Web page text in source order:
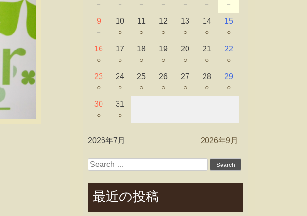
－ － － － － － －
9
－
10
○
11
○
12
○
13
○
14
○
15
○
16
○
17
○
18
○
19
○
20
○
21
○
22
○
23
○
24
○
25
○
26
○
27
○
28
○
29
○
30
○
31
○
2026年7月 2026年9月
Search
最近の投稿